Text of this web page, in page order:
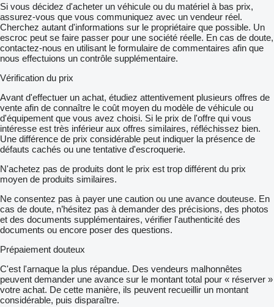
Si vous décidez d'acheter un véhicule ou du matériel à bas prix,
assurez-vous que vous communiquez avec un vendeur réel.
Cherchez autant d'informations sur le propriétaire que possible. Un
escroc peut se faire passer pour une société réelle. En cas de doute,
contactez-nous en utilisant le formulaire de commentaires afin que
nous effectuions un contrôle supplémentaire.
Vérification du prix
Avant d'effectuer un achat, étudiez attentivement plusieurs offres de
vente afin de connaître le coût moyen du modèle de véhicule ou
d'équipement que vous avez choisi. Si le prix de l'offre qui vous
intéresse est très inférieur aux offres similaires, réfléchissez bien.
Une différence de prix considérable peut indiquer la présence de
défauts cachés ou une tentative d'escroquerie.
N'achetez pas de produits dont le prix est trop différent du prix
moyen de produits similaires.
Ne consentez pas à payer une caution ou une avance douteuse. En
cas de doute, n’hésitez pas à demander des précisions, des photos
et des documents supplémentaires, vérifier l'authenticité des
documents ou encore poser des questions.
Prépaiement douteux
C'est l'arnaque la plus répandue. Des vendeurs malhonnêtes
peuvent demander une avance sur le montant total pour « réserver »
votre achat. De cette manière, ils peuvent recueillir un montant
considérable, puis disparaître.